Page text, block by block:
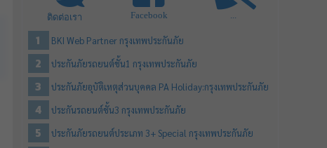
ติดต่อเรา Facebook ...
BKI Web Partner กรุงเทพประกันภัย
ประกันภัยรถยนต์ชั้น1 กรุงเทพประกันภัย
ประกันภัยอุบัติเหตุส่วนบุคคล PA Holiday:กรุงเทพประกันภัย
ประกันรถยนต์ชั้น3 กรุงเทพประกันภัย
ประกันภัยรถยนต์ประเภท 3+ Special กรุงเทพประกันภัย